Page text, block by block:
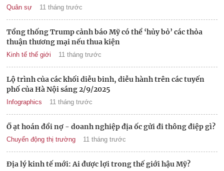
Quân sự 11 tháng trước
Tổng thống Trump cảnh báo Mỹ có thể ‘hủy bỏ’ các thỏa
thuận thương mại nếu thua kiện
Kinh tế thế giới 11 tháng trước
Lộ trình của các khối diễu binh, diễu hành trên các tuyến
phố của Hà Nội sáng 2/9/2025
Infographics 11 tháng trước
Ồ ạt hoán đổi nợ - doanh nghiệp địa ốc gửi đi thông điệp gì?
Chuyển động thị trường 11 tháng trước
Địa lý kinh tế mới: Ai được lợi trong thế giới hậu Mỹ?